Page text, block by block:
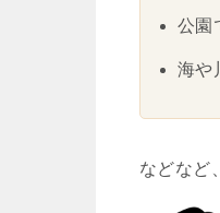
公園
海や
などなど